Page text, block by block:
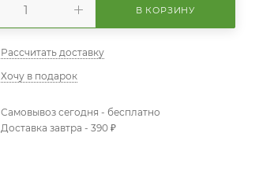
В КОРЗИНУ
Рассчитать доставку
Хочу в подарок
Самовывоз сегодня - бесплатно
Доставка завтра - 390 ₽